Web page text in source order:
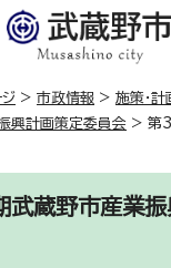
ジ > 市政情報 > 施策・計
興計画策定委員会 > 第
蔵野市産業振